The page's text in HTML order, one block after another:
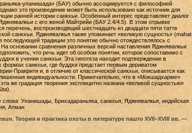
упанишада» (БАУ) обычно ассоциируется с философией
это произведение может быть использовано как источник для
ранней истории санкхьи. Особенный интерес представляет диалог
с его женой Майтрейи (БАУ 2.4/4.5). В этом отрывке
перечень, воспроизводящий шестнадцать из двадцати пяти таттв
санкхьи. Яджнявалкья также упоминает «великую сущность» (mahat
традиции это понятие обычно отождествлялось с
основании сравнения различных версий наставления Яджнявалкьи
что речь идет об особом понятии, которое сопоставимо с
в учении санкхьи. Эта гипотеза находит подтверждение в
формах санкхьи, где буддхи предстает первым дериватом
Пракрити и, в отличие от классической санкхьи, описывается как
индивидуальности. Примечательно, что в «Мокшадхарме»
же градация творения эксплицитно названа «великой сущностью»
слова: Упанишады, Брихадараньяка, санкхья, Яджнявалкья, индийская
Атман
Теория и практика охоты в литературе пашто XVII–XVIII вв. —